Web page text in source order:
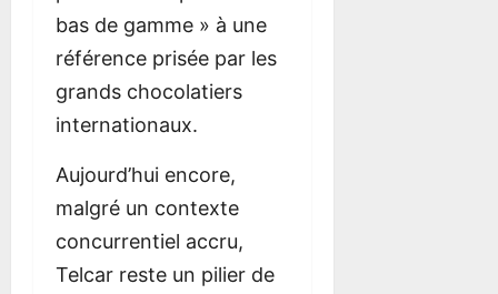
bas de gamme » à une
référence prisée par les
grands chocolatiers
internationaux.
Aujourd’hui encore,
malgré un contexte
concurrentiel accru,
Telcar reste un pilier de